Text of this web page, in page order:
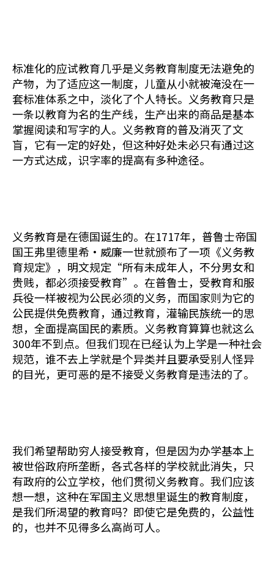
标准化的应试教育几乎是义务教育制度无法避免的
产物，为了适应这一制度，儿童从小就被淹没在一
套标准体系之中，淡化了个人特长。义务教育只是
一条以教育为名的生产线，生产出来的商品是基本
掌握阅读和写字的人。义务教育的普及消灭了文
盲，它有一定的好处，但这种好处未必只有通过这
一方式达成，识字率的提高有多种途径。
义务教育是在德国诞生的。在1717年，普鲁士帝国
国王弗里德里希·威廉一世就颁布了一项《义务教
育规定》，明文规定“所有未成年人，不分男女和
贵贱，都必须接受教育”。在普鲁士，受教育和服
兵役一样被视为公民必须的义务，而国家则为它的
公民提供免费教育，通过教育，灌输民族统一的思
想，全面提高国民的素质。义务教育算算也就这么
300年不到点。但我们现在已经认为上学是一种社会
规范，谁不去上学就是个异类并且要承受别人怪异
的目光，更可恶的是不接受义务教育是违法的了。
我们希望帮助穷人接受教育，但是因为办学基本上
被世俗政府所垄断，各式各样的学校就此消失，只
有政府的公立学校，他们贯彻义务教育。我们应该
想一想，这种在军国主义思想里诞生的教育制度，
是我们所渴望的教育吗？即使它是免费的，公益性
的，也并不见得多么高尚可人。